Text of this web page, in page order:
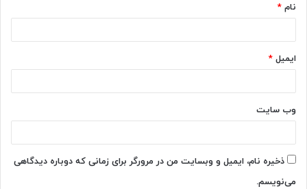
نام *
ایمیل *
وب‌ سایت
ذخیره نام، ایمیل و وبسایت من در مرورگر برای زمانی که دوباره دیدگاهی
می‌نویسم.